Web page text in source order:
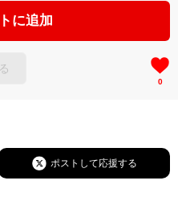
に追加
0
ポストして応援する